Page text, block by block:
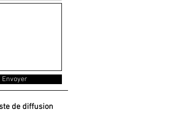
Envoyer
de diffusion